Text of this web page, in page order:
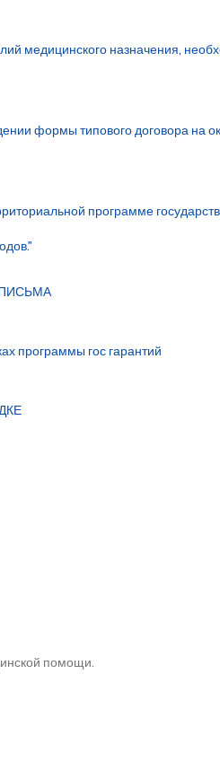
медицинского назначения,
формы типового договора на
программе
ПИСЬМА
программы гос гарантий
помощи.